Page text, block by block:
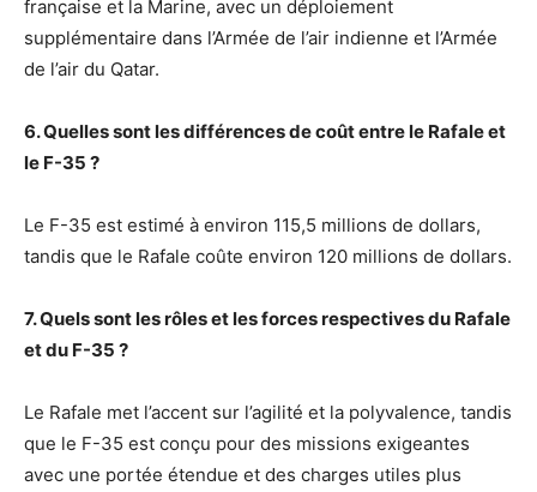
française et la Marine, avec un déploiement
supplémentaire dans l’Armée de l’air indienne et l’Armée
de l’air du Qatar.
6. Quelles sont les différences de coût entre le Rafale et
le F-35 ?
Le F-35 est estimé à environ 115,5 millions de dollars,
tandis que le Rafale coûte environ 120 millions de dollars.
7. Quels sont les rôles et les forces respectives du Rafale
et du F-35 ?
Le Rafale met l’accent sur l’agilité et la polyvalence, tandis
que le F-35 est conçu pour des missions exigeantes
avec une portée étendue et des charges utiles plus